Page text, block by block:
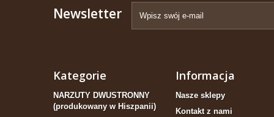
Newsletter
Kategorie
NARZUTY DWUSTRONNY
(produkowany w Hiszpanii)
Informacja
Nasze sklepy
Kontakt z nami